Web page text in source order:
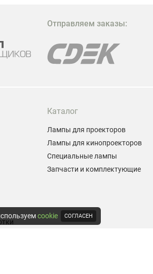
бюджетных способов стать
Отправляем заказы:
Каталог
Лампы для проекторов
Лампы для кинопроекторов
Специальные лампы
Запчасти и комплектующие
cookie СОГЛАСЕН